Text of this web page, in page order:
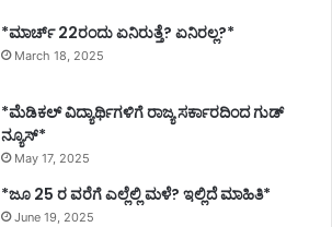
*ಮಾರ್ಚ್ 22ರಂದು ಏನಿರುತ್ತೆ? ಏನಿರಲ್ಲ?*
March 18, 2025
*ಮೆಡಿಕಲ್ ವಿದ್ಯಾರ್ಥಿಗಳಿಗೆ ರಾಜ್ಯ ಸರ್ಕಾರದಿಂದ ಗುಡ್
ನ್ಯೂಸ್*
May 17, 2025
*ಜೂ 25 ರ ವರೆಗೆ ಎಲ್ಲೆಲ್ಲಿ ಮಳೆ? ಇಲ್ಲಿದೆ ಮಾಹಿತಿ*
June 19, 2025